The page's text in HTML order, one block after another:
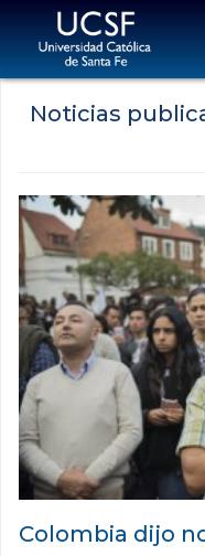
Noticias
Colombia dijo